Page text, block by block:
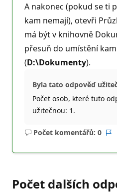
A nakonec (pokud se ti
kam nemají), otevři
má být v knihovně
přesuň do umístění
(D:\Dokumenty).
Byla tato odpověď
Počet osob, které tuto
užitečnou: 1.
Počet komentářů: 0
Žádné
Počet dalších